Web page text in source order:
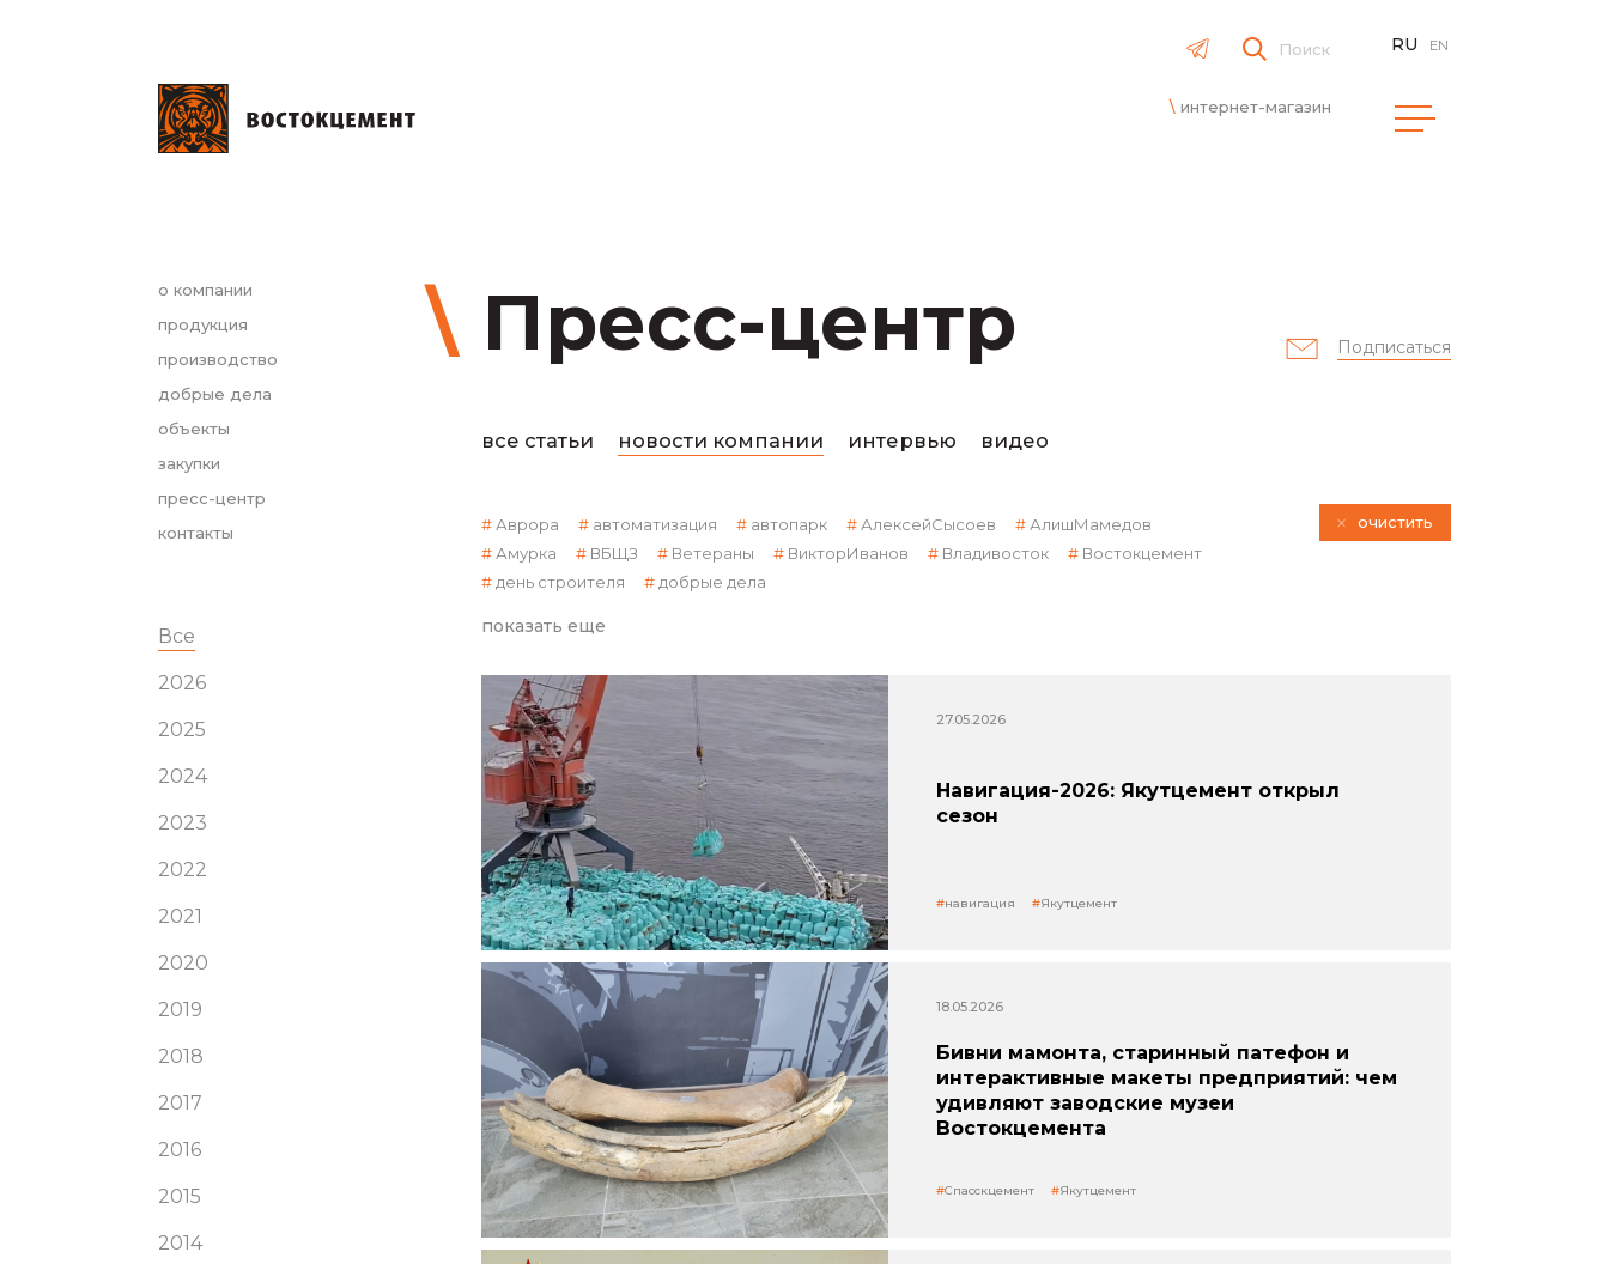
Поиск
интернет-магазин
RU EN
о компании
продукция
производство
добрые дела
объекты
закупки
пресс-центр
контакты
Все
2026
2025
2024
2023
2022
2021
2020
2019
2018
2017
2016
2015
2014
Пресс-центр
все статьи новости компании интервью видео
Аврора автоматизация автопарк АлексейСысоев
АлишМамедов
Амурка
ВБЩЗ Ветераны ВикторИванов Владивосток
Востокцемент
день строителя
добрые дела
показать еще
Подписаться
очистить
27.05.2026
Навигация-2026: Якутцемент открыл
сезон
навигация Якутцемент
18.05.2026
Бивни мамонта, старинный патефон и
интерактивные макеты предприятий: чем
удивляют заводские музеи
Востокцемента
Спасскцемент Якутцемент